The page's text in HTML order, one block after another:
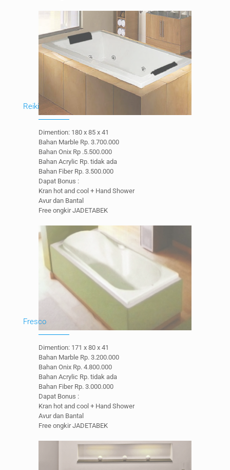
Reiki
Dimention: 180 x 85 x 41
Bahan Marble Rp. 3.700.000
Bahan Onix Rp .5.500.000
Bahan Acrylic Rp. tidak ada
Bahan Fiber Rp. 3.500.000
Dapat Bonus :
Kran hot and cool + Hand Shower
Avur dan Bantal
Free ongkir JADETABEK
Fresco
Dimention: 171 x 80 x 41
Bahan Marble Rp. 3.200.000
Bahan Onix Rp. 4.800.000
Bahan Acrylic Rp. tidak ada
Bahan Fiber Rp. 3.000.000
Dapat Bonus :
Kran hot and cool + Hand Shower
Avur dan Bantal
Free ongkir JADETABEK